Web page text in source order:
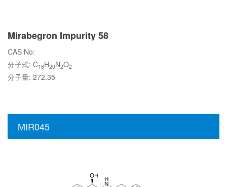
Mirabegron Impurity 58
CAS No:
分子式: C16H20N2O2
分子量: 272.35
MIR045